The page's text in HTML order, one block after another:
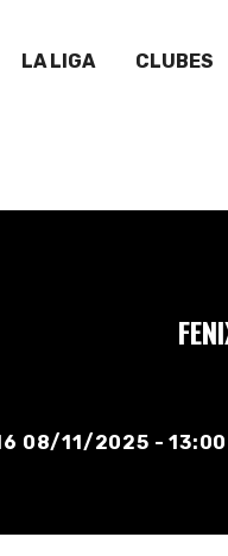
LA LIGA CLUBES
08/11/2025 - 13:00